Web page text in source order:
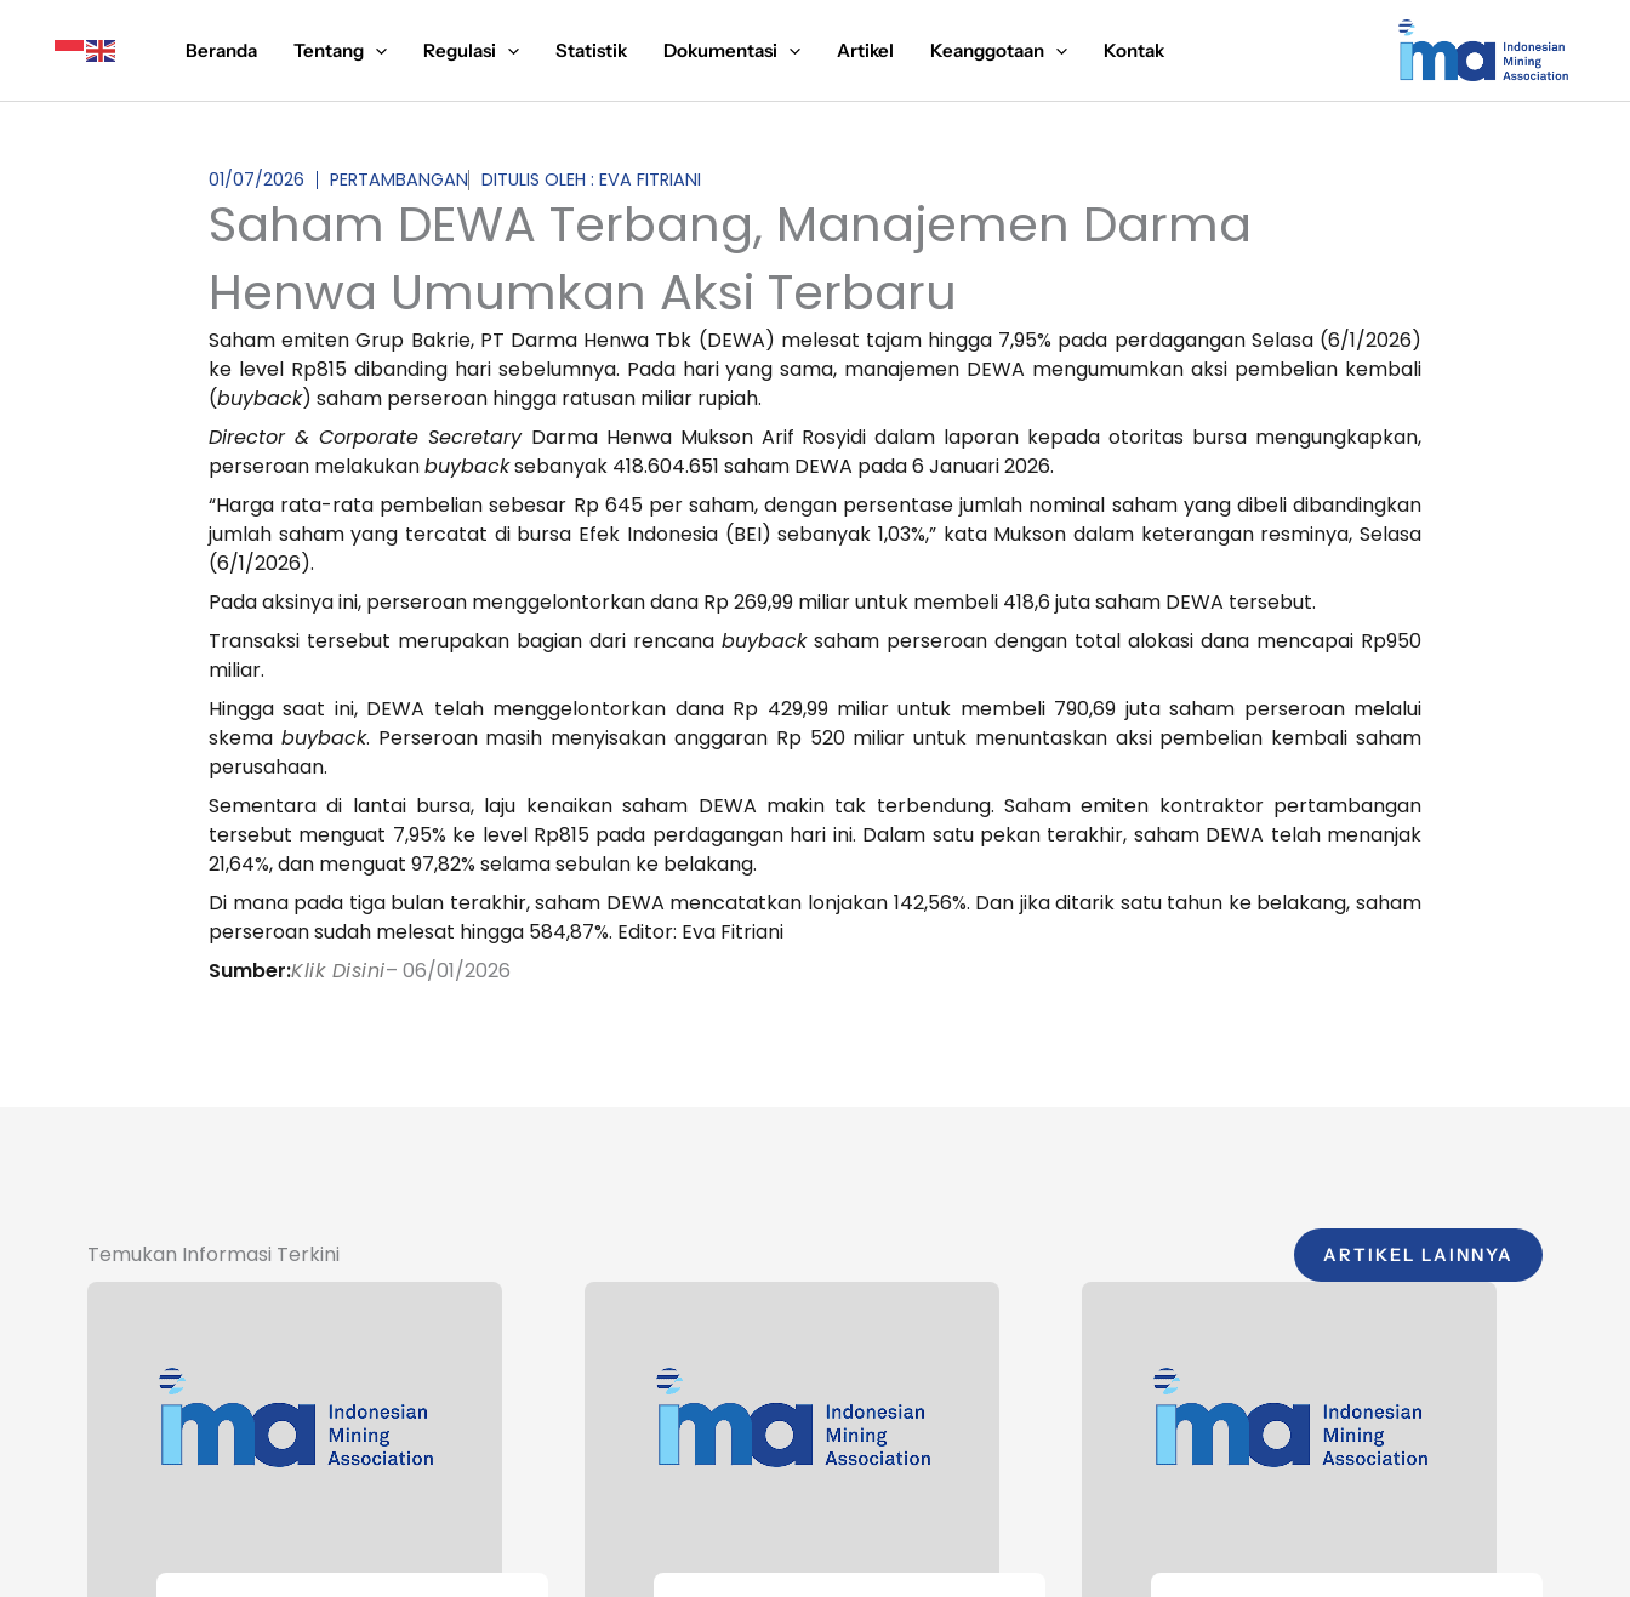
Beranda Tentang Regulasi Statistik Dokumentasi Artikel Keanggotaan Kontak
01/07/2026 PERTAMBANGAN DITULIS OLEH : EVA FITRIANI
Saham DEWA Terbang, Manajemen Darma
Henwa Umumkan Aksi Terbaru
Saham emiten Grup Bakrie, PT Darma Henwa Tbk (DEWA) melesat tajam hingga 7,95% pada perdagangan Selasa (6/1/2026)
ke level Rp815 dibanding hari sebelumnya. Pada hari yang sama, manajemen DEWA mengumumkan aksi pembelian kembali
(buyback) saham perseroan hingga ratusan miliar rupiah.
Director & Corporate Secretary Darma Henwa Mukson Arif Rosyidi dalam laporan kepada otoritas bursa mengungkapkan,
perseroan melakukanbuybacksebanyak 418.604.651 saham DEWA pada 6 Januari 2026.
“Harga rata-rata pembelian sebesar Rp 645 per saham, dengan persentase jumlah nominal saham yang dibeli dibandingkan
jumlah saham yang tercatat di bursa Efek Indonesia (BEI) sebanyak 1,03%,” kata Mukson dalam keterangan resminya, Selasa
(6/1/2026).
Pada aksinya ini, perseroan menggelontorkan dana Rp 269,99 miliar untuk membeli 418,6 juta saham DEWA tersebut.
Transaksi tersebut merupakan bagian dari rencana buybacksaham perseroan dengan total alokasi dana mencapai Rp950
miliar.
Hingga saat ini, DEWA telah menggelontorkan dana Rp 429,99 miliar untuk membeli 790,69 juta saham perseroan melalui
skema buyback. Perseroan masih menyisakan anggaran Rp 520 miliar untuk menuntaskan aksi pembelian kembali saham
perusahaan.
Sementara di lantai bursa, laju kenaikan saham DEWA makin tak terbendung. Saham emiten kontraktor pertambangan
tersebut menguat 7,95% ke level Rp815 pada perdagangan hari ini. Dalam satu pekan terakhir, saham DEWA telah menanjak
21,64%, dan menguat 97,82% selama sebulan ke belakang.
Di mana pada tiga bulan terakhir, saham DEWA mencatatkan lonjakan 142,56%. Dan jika ditarik satu tahun ke belakang, saham
perseroan sudah melesat hingga 584,87%. Editor: Eva Fitriani
Sumber:Klik Disini– 06/01/2026
Temukan Informasi Terkini ARTIKEL LAINNYA